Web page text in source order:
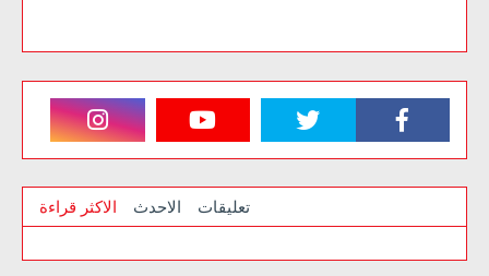
الاكثر قراءة الاحدث تعليقات